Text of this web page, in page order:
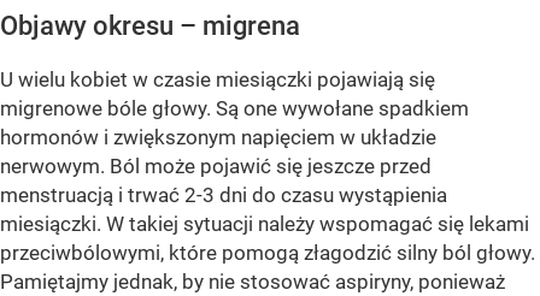
Objawy okresu – migrena
U wielu kobiet w czasie miesiączki pojawiają się
migrenowe bóle głowy. Są one wywołane spadkiem
hormonów i zwiększonym napięciem w układzie
nerwowym. Ból może pojawić się jeszcze przed
menstruacją i trwać 2-3 dni do czasu wystąpienia
miesiączki. W takiej sytuacji należy wspomagać się lekami
przeciwbólowymi, które pomogą złagodzić silny ból głowy.
Pamiętajmy jednak, by nie stosować aspiryny, ponieważ